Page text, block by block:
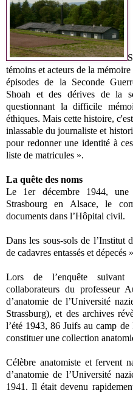
témoins et acteurs de la
épisodes de la Seconde
Shoah et des dérives de la
questionnant la difficile
éthiques. Mais cette histoire,
inlassable du journaliste et
pour redonner une identité à
liste de matricules ».
La quête des noms
Le 1er décembre 1944,
Strasbourg en Alsace, le
documents dans l’Hôpital civil.
Dans les sous-sols de l’Institut
de cadavres entassés et
Lors de l’enquête suivant
collaborateurs du professeur
d’anatomie de l’Université
Strassburg), et des archives
l’été 1943, 86 Juifs au camp
constituer une collection
Célèbre anatomiste et fervent
d’anatomie de l’Université
1941. Il était devenu